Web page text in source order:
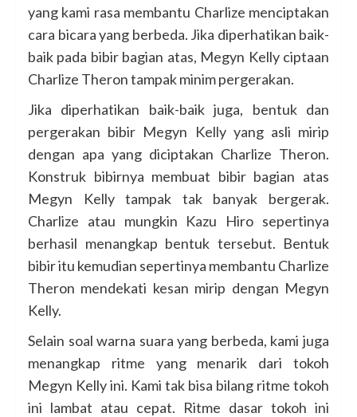
yang kami rasa membantu Charlize menciptakan
cara bicara yang berbeda. Jika diperhatikan baik-
baik pada bibir bagian atas, Megyn Kelly ciptaan
Charlize Theron tampak minim pergerakan.
Jika diperhatikan baik-baik juga, bentuk dan
pergerakan bibir Megyn Kelly yang asli mirip
dengan apa yang diciptakan Charlize Theron.
Konstruk bibirnya membuat bibir bagian atas
Megyn Kelly tampak tak banyak bergerak.
Charlize atau mungkin Kazu Hiro sepertinya
berhasil menangkap bentuk tersebut. Bentuk
bibir itu kemudian sepertinya membantu Charlize
Theron mendekati kesan mirip dengan Megyn
Kelly.
Selain soal warna suara yang berbeda, kami juga
menangkap ritme yang menarik dari tokoh
Megyn Kelly ini. Kami tak bisa bilang ritme tokoh
ini lambat atau cepat. Ritme dasar tokoh ini